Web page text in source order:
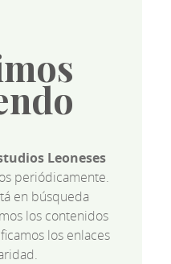
Leoneses
periódicamente.
en búsqueda
los contenidos
los enlaces